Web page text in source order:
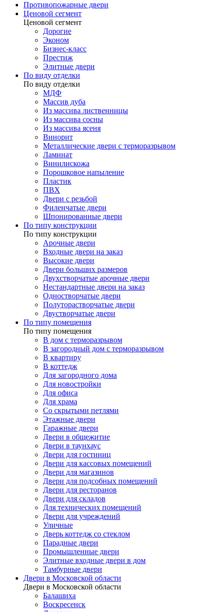
Противопожарные двери
Ценовой сегмент
Ценовой сегмент
Дорогие
Эконом
Бизнес-класс
Престиж
Элитные двери
По виду отделки
По виду отделки
МДФ
Массив дуба
Из массива лиственницы
Из массива сосны
Из массива ясеня
Винорит
Металлические двери с терморазрывом
Ламинат
Винилискожа
Порошковое напыление
Пластик
ПВХ
Двери с резьбой
Филенчатые двери
Шпонированные двери
По типу конструкции
По типу конструкции
Арочные двери
Входные двери на заказ
Высокие двери
Двери больших размеров
Двухстворчатые арочные двери
Нестандартные двери на заказ
Одностворчатые двери
Полуторастворчатые двери
Двустворчатые двери
По типу помещения
По типу помещения
В дом с терморазрывом
В загородный дом с терморазрывом
В квартиру
В коттедж
Для загородного дома
Для новостройки
Для офиса
Для храма
Со скрытыми петлями
Этажные двери
Гаражные двери
Двери в общежитие
Двери в таунхаус
Двери для гостиниц
Двери для кассовых помещений
Двери для магазинов
Двери для подсобных помещений
Двери для ресторанов
Двери для складов
Для технических помещений
Двери для учреждений
Уличные
Дверь коттедж со стеклом
Парадные двери
Промышленные двери
Элитные входные двери в дом
Тамбурные двери
Двери в Московской области
Двери в Московской области
Балашиха
Воскресенск